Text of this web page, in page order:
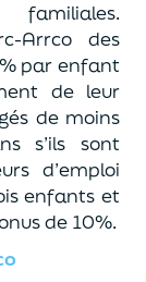
Arrco des
par enfant
de leur
de moins
s’ils sont
d’emploi
enfants et
de 10%.